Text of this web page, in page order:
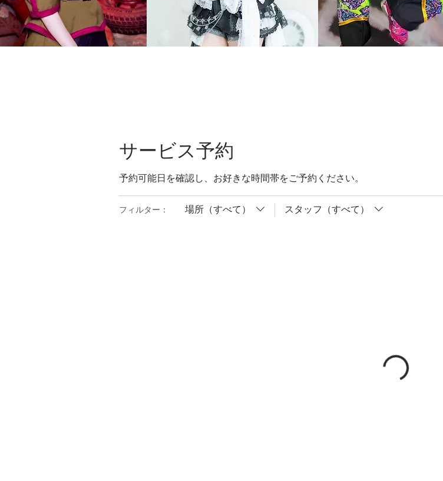
サービス予約
予約可能日を確認し、お好きな時間帯をご予約ください。
フィルター： 場所（すべて） スタッフ（すべて）